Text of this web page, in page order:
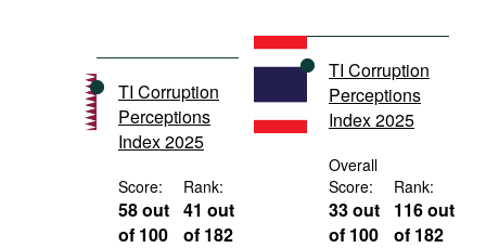
International Organizations
Documents
Movies
Bookshelf
TI Corruption
Perceptions
Index 2025
Score:
58 out
of 100
Rank:
41 out
of 182
TI Corruption
Perceptions
Index 2025
Overall
Score:
33 out
of 100
Rank:
116 out
of 182